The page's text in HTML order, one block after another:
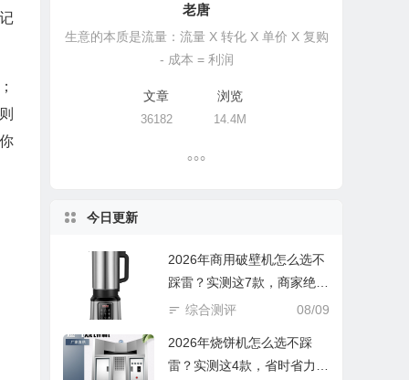
老唐
生意的本质是流量：流量 X 转化 X 单价 X 复购
- 成本 = 利润
文章
36182
浏览
14.4M
今日更新
2026年商用破壁机怎么选不
踩雷？实测这7款，商家绝不
会告诉你的避坑指南！ 08/09
综合测评
2026年烧饼机怎么选不踩
雷？实测这4款，省时省力还